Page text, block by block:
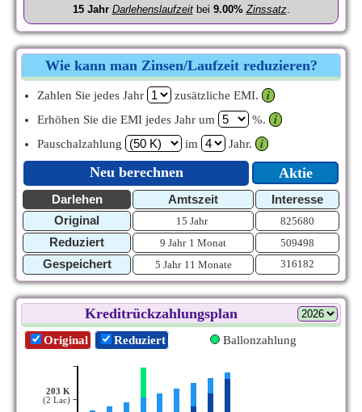
15 Jahr Darlehenslaufzeitbei 9.00% Zinssatz.
Wie kann man Zinsen/Laufzeit reduzieren?
Zahlen Sie jedes Jahr zusätzliche EMI.
𝒊
Erhöhen Sie die EMI jedes Jahr um
%.
𝒊
Pauschalzahlung
im Jahr. 𝒊
Neu berechnen Aktie
Darlehen Amtszeit
Interesse
Original
15 Jahr 825680
Reduziert 9 Jahr 1 Monat 509498
Gespeichert 5 Jahr 11 Monate 316182
Kreditrückzahlungsplan
Original Reduziert Ballonzahlung
203 K
(2 Lac) -
-